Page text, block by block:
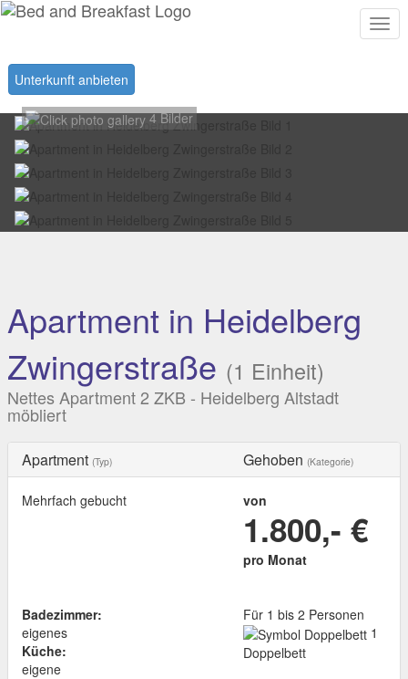
Unterkunft anbieten
4 Bilder
Apartment in Heidelberg
Zwingerstraße (1 Einheit)
Nettes Apartment 2 ZKB - Heidelberg Altstadt
möbliert
Apartment (Typ) Gehoben (Kategorie)
Mehrfach gebucht von
1.800,- €
pro Monat
Badezimmer:
eigenes
Küche:
eigene
Für 1 bis 2 Personen
1
Doppelbett